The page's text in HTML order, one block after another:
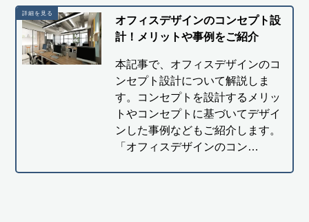
オフィスデザインのコンセプト設
計！メリットや事例をご紹介
本記事で、オフィスデザインのコ
ンセプト設計について解説しま
す。コンセプトを設計するメリッ
トやコンセプトに基づいてデザイ
ンした事例などもご紹介します。
「オフィスデザインのコン…